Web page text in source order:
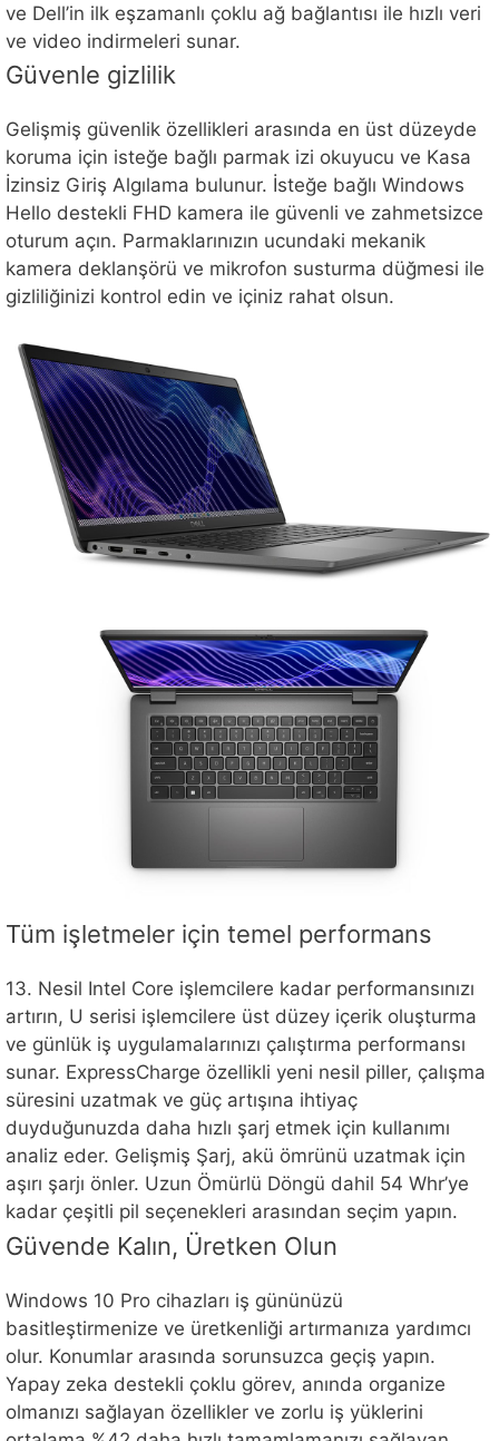
ve Dell’in ilk eşzamanlı çoklu ağ bağlantısı ile hızlı veri
ve video indirmeleri sunar.
Güvenle gizlilik
Gelişmiş güvenlik özellikleri arasında en üst düzeyde
koruma için isteğe bağlı parmak izi okuyucu ve Kasa
İzinsiz Giriş Algılama bulunur. İsteğe bağlı Windows
Hello destekli FHD kamera ile güvenli ve zahmetsizce
oturum açın. Parmaklarınızın ucundaki mekanik
kamera deklanşörü ve mikrofon susturma düğmesi ile
gizliliğinizi kontrol edin ve içiniz rahat olsun.
Tüm işletmeler için temel performans
13. Nesil Intel Core işlemcilere kadar performansınızı
artırın, U serisi işlemcilere üst düzey içerik oluşturma
ve günlük iş uygulamalarınızı çalıştırma performansı
sunar. ExpressCharge özellikli yeni nesil piller, çalışma
süresini uzatmak ve güç artışına ihtiyaç
duyduğunuzda daha hızlı şarj etmek için kullanımı
analiz eder. Gelişmiş Şarj, akü ömrünü uzatmak için
aşırı şarjı önler. Uzun Ömürlü Döngü dahil 54 Whr’ye
kadar çeşitli pil seçenekleri arasından seçim yapın.
Güvende Kalın, Üretken Olun
Windows 10 Pro cihazları iş gününüzü
basitleştirmenize ve üretkenliği artırmanıza yardımcı
olur. Konumlar arasında sorunsuzca geçiş yapın.
Yapay zeka destekli çoklu görev, anında organize
olmanızı sağlayan özellikler ve zorlu iş yüklerini